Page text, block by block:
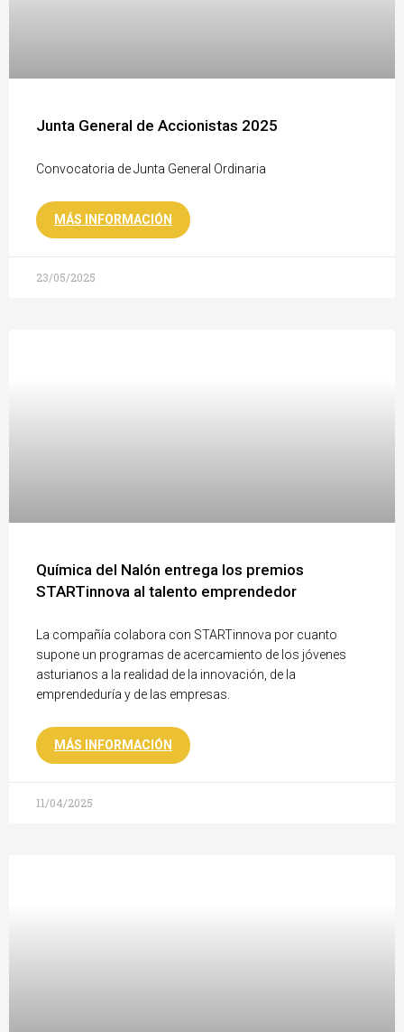
Junta General de Accionistas 2025
Convocatoria de Junta General Ordinaria
MÁS INFORMACIÓN
23/05/2025
Química del Nalón entrega los premios
STARTinnova al talento emprendedor
La compañía colabora con STARTinnova por cuanto
supone un programas de acercamiento de los jóvenes
asturianos a la realidad de la innovación, de la
emprendeduría y de las empresas.
MÁS INFORMACIÓN
11/04/2025